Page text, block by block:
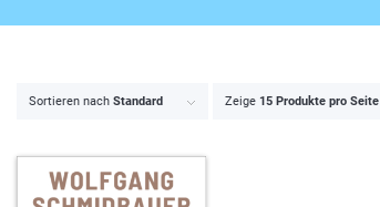
Sortieren nach Standard Zeige 15 Produkte pro Seite